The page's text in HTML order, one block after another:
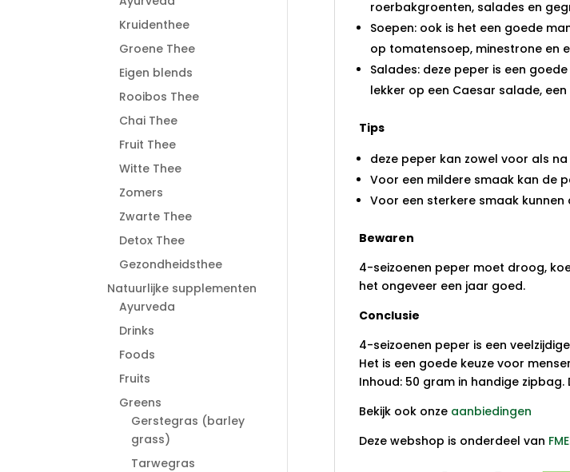
roerbakgroenten, salades en
Soepen: ook is het een goede
op tomatensoep, minestrone en
Salades: deze peper is een
lekker op een Caesar salade,
Tips
deze peper kan zowel voor als
Voor een mildere smaak kan de
Voor een sterkere smaak
Bewaren
4-seizoenen peper moet droog,
het ongeveer een jaar goed.
Conclusie
4-seizoenen peper is een
Het is een goede keuze voor
Inhoud: 50 gram in handige
Bekijk ook onze aanbiedingen
Deze webshop is onderdeel van
Kruidenthee
Groene Thee
Eigen blends
Rooibos Thee
Chai Thee
Fruit Thee
Witte Thee
Zomers
Zwarte Thee
Detox Thee
Gezondheidsthee
Natuurlijke supplementen
Ayurveda
Drinks
Foods
Fruits
Greens
Gerstegras (barley
grass)
Tarwegras